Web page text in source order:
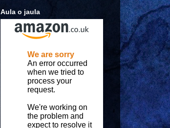
Aula o jaula